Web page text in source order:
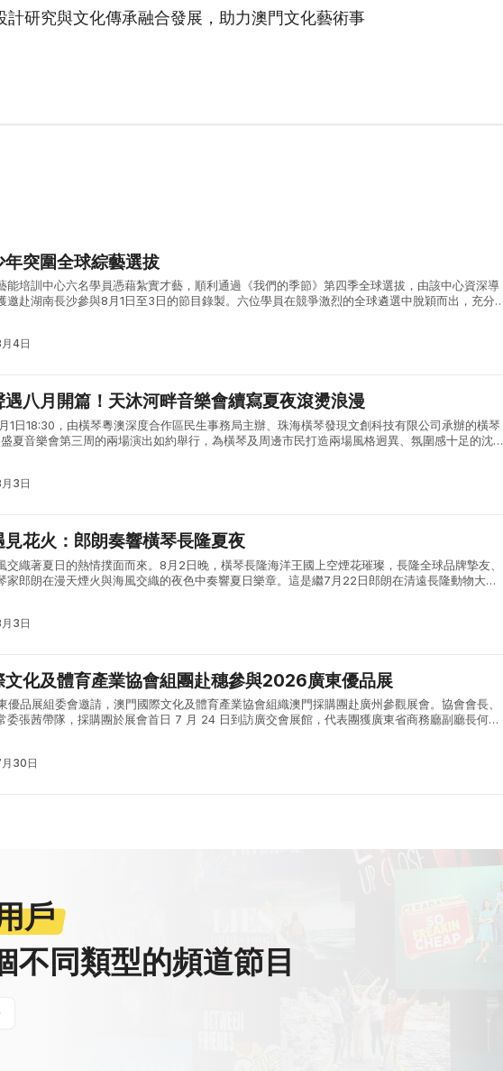
研究與文化傳承融合發展，助力澳門文化藝術事
年突圍全球綜藝選拔
能培訓中心六名學員憑藉紮實才藝，順利通過《我們的季節》第四季全球選拔，由該中心資深導
邀赴湖南長沙參與8月1日至3日的節目錄製。六位學員在競爭激烈的全球遴選中脫穎而出，充分
4日
遇八月開篇！天沐河畔音樂會續寫夏夜滾燙浪漫
1日18:30，由橫琴粵澳深度合作區民生事務局主辦、珠海橫琴發現文創科技有限公司承辦的橫琴
夏音樂會第三周的兩場演出如約舉行，為橫琴及周邊市民打造兩場風格迥異、氛圍感十足的沈浸
3日
見花火：郎朗奏響橫琴長隆夏夜
交織著夏日的熱情撲面而來。8月2日晚，橫琴長隆海洋王國上空煙花璀璨，長隆全球品牌摯友、
家郎朗在漫天煙火與海風交織的夜色中奏響夏日樂章。這是繼7月22日郎朗在清遠長隆動物大越
3日
文化及體育產業協會組團赴穗參與2026廣東優品展
優品展組委會邀請，澳門國際文化及體育產業協會組織澳門採購團赴廣州參觀展會。協會會長、
委張茜帶隊，採購團於展會首日 7 月 24 日到訪廣交會展館，代表團獲廣東省商務廳副廳長何
30日
戶
不同類型的頻道節目